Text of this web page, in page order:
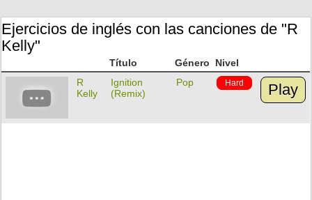
Ejercicios de inglés con las canciones de "R
Kelly"
Título Género
Nivel
R
Kelly
Ignition
(Remix)
Pop Hard Play